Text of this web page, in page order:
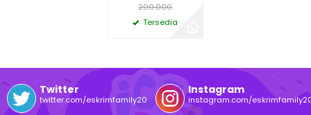
200.000
Tersedia
Twitter
twitter.com/eskrimfamily20
Instagram
instagram.com/